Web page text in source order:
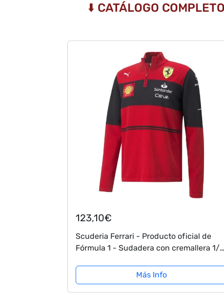
⬇️ CATÁLOGO
123,10€
Scuderia Ferrari - Producto oficial de
Fórmula 1 - Sudadera con cremallera 1/2
Más Info